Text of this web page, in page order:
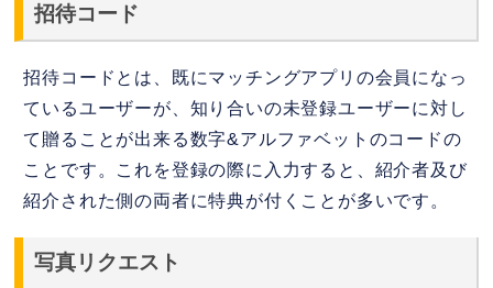
招待コード
招待コードとは、既にマッチングアプリの会員になっ
ているユーザーが、知り合いの未登録ユーザーに対し
て贈ることが出来る数字&アルファベットのコードの
ことです。これを登録の際に入力すると、紹介者及び
紹介された側の両者に特典が付くことが多いです。
写真リクエスト